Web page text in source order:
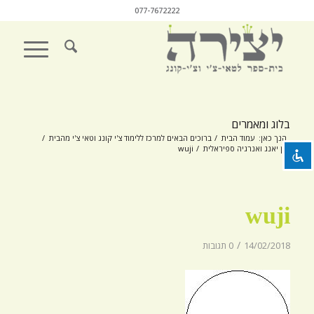
visibility_off השבת את ההבזקים
settings צבע רקע
zoom_out זום (הקטנה)
remove_circle_outline הקטנת גופן
הגדלת גופן
גופן קריא
brightness_high
077-7672222
בלוג ומאמרים
הנך כאן: עמוד הבית / ברוכים הבאים למרכז ללימוד צ'י קונג וטאי צ'י מהבית /
יין יאנג ואנרגיה ספיראלית /
wuji
wuji
14/02/2018
/ 0 תגובות